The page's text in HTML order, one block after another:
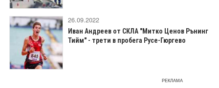
26.09.2022
Иван Андреев от СКЛА "Митко Ценов Рънинг
Тийм" - трети в пробега Русе-Гюргево
РЕКЛАМА